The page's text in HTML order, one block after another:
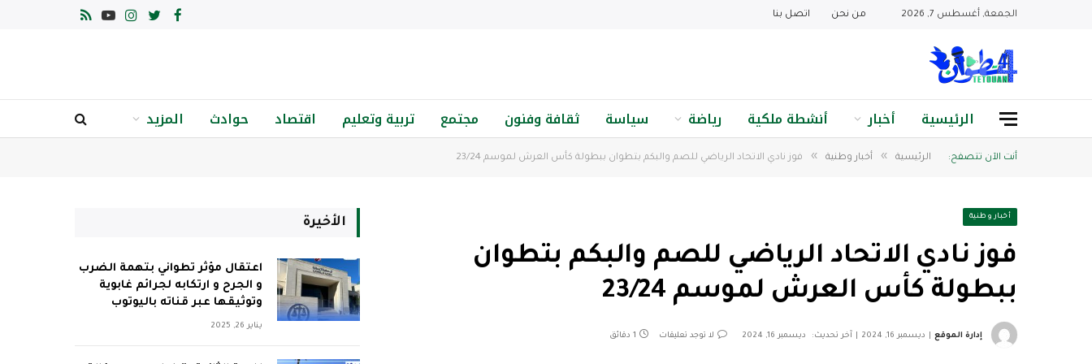
الجمعة, أغسطس 7, 2026 من نحن اتصل بنا
فيسبوك
تويتر الانستغرام
يوتيوبRSS
الرئيسية أخبار أنشطة ملكية رياضة سياسة ثقافة وفنون مجتمع تربية وتعليم اقتصاد حوادث المزيد
أنت الآن تتصفح: الرئيسية » أخبار وطنية » فوز نادي الاتحاد الرياضي للصم والبكم بتطوان ببطولة كأس العرش لموسم 23/24
أخبار وطنية
فوز نادي الاتحاد الرياضي للصم والبكم بتطوان
ببطولة كأس العرش لموسم 23/24
إدارة الموقع ديسمبر 16, 2024 آخر تحديث: ديسمبر 16, 2024 لا توجد تعليقات 1 دقائق
الأخيرة
اعتقال مؤثر تطواني بتهمة الضرب
و الجرح و ارتكابه لجرائم غابوية
وتوثيقها عبر قناته باليوتوب
يناير 26, 2025